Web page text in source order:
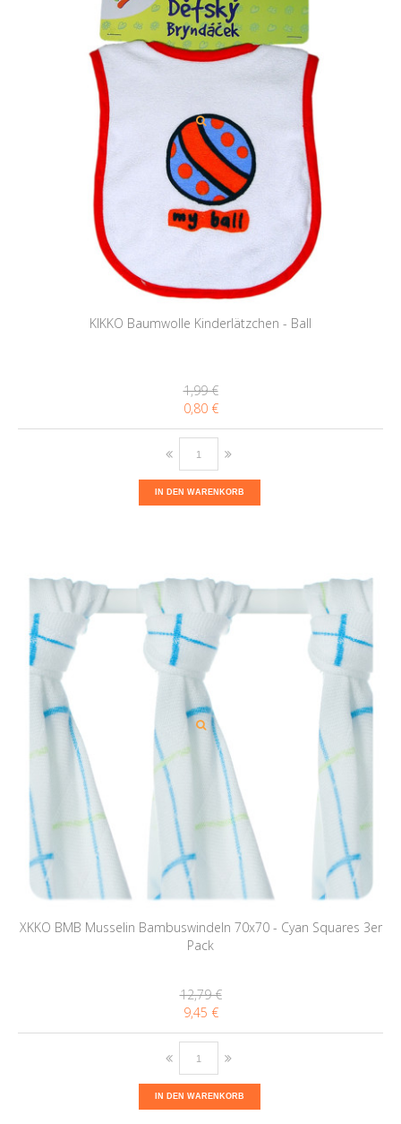
KIKKO Baumwolle Kinderlätzchen - Ball
1,99 €
0,80 €
IN DEN WARENKORB
XKKO BMB Musselin Bambuswindeln 70x70 - Cyan Squares 3er
Pack
12,79 €
9,45 €
IN DEN WARENKORB